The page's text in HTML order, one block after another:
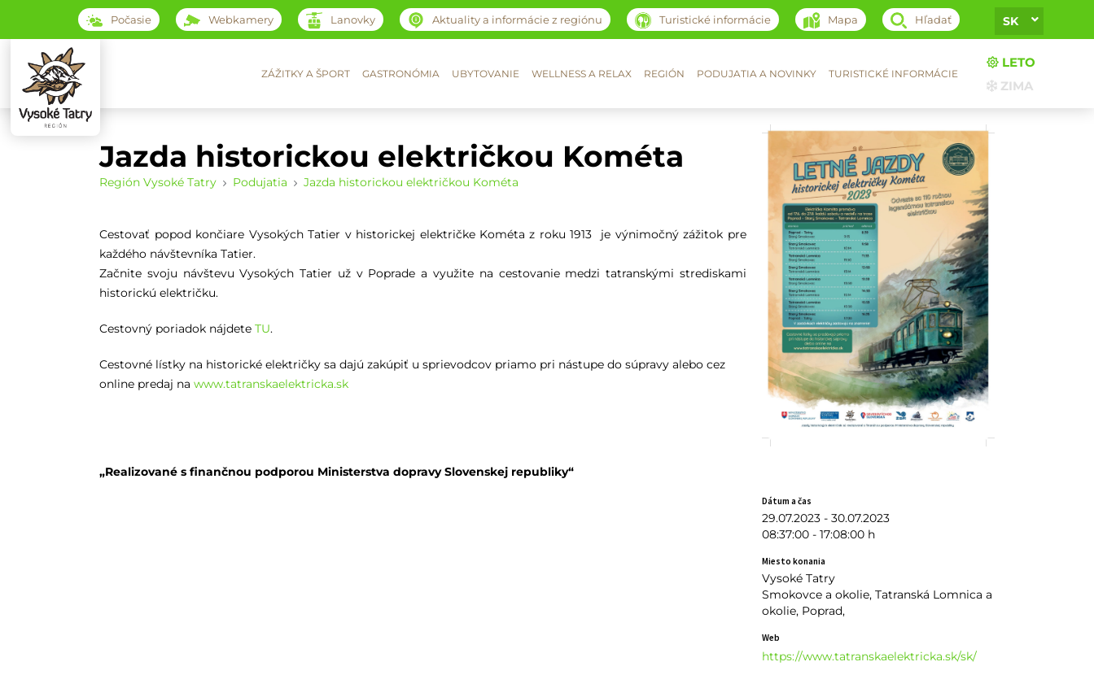
Počasie Webkamery Lanovky Aktuality a informácie z regiónu Turistické informácie Mapa Hľadať SK
ZÁŽITKY A ŠPORT GASTRONÓMIA UBYTOVANIE WELLNESS A RELAX REGIÓN PODUJATIA A NOVINKY TURISTICKÉ INFORMÁCIE
LETO
ZIMA
Jazda historickou električkou Kométa
Región Vysoké Tatry Podujatia Jazda historickou električkou Kométa
Cestovať popod končiare Vysokých Tatier v historickej električke Kométa z roku 1913 je výnimočný zážitok pre
každého návštevníka Tatier.
Začnite svoju návštevu Vysokých Tatier už v Poprade a využite na cestovanie medzi tatranskými strediskami
historickú električku.
Cestovný poriadok nájdeteTU.
Cestovné lístky na historické električky sa dajú zakúpiť u sprievodcov priamo pri nástupe do súpravy alebo cez
online predaj nawww.tatranskaelektricka.sk
„Realizované s finančnou podporou Ministerstva dopravy Slovenskej republiky“
Dátum a čas
29.07.2023 - 30.07.2023
08:37:00 - 17:08:00 h
Miesto konania
Vysoké Tatry
Smokovce a okolie, Tatranská Lomnica a
okolie, Poprad,
Web
https://www.tatranskaelektricka.sk/sk/